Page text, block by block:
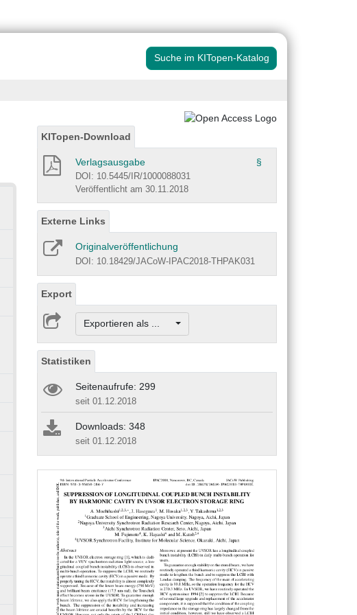
Suche im KITopen-Katalog
KITopen-Download
Verlagsausgabe §
DOI: 10.5445/IR/1000088031
Veröffentlicht am 30.11.2018
Externe Links
Originalveröffentlichung
DOI: 10.18429/JACoW-IPAC2018-THPAK031
Export
Exportieren als ...
Statistiken
Seitenaufrufe: 299
seit 01.12.2018
Downloads: 348
seit 01.12.2018